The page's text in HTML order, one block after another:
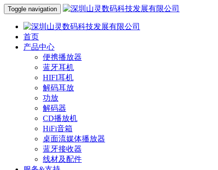
Toggle navigation
首页
产品中心
便携播放器
蓝牙耳机
HIFI耳机
解码耳放
功放
解码器
CD播放机
HiFi音箱
桌面流媒体播放器
蓝牙接收器
线材及配件